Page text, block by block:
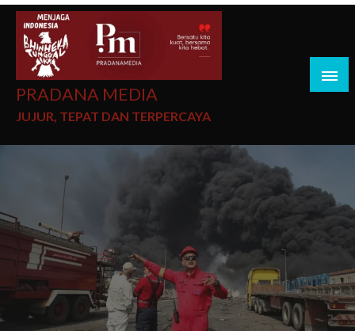
PRADANA MEDIA
JUJUR, TEPAT DAN TERPERCAYA